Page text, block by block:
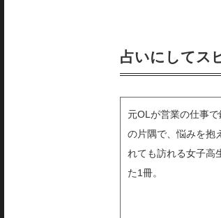
占いにしてス
元OLが営業の仕事
の片隅で、悩みを抱
れても訪れる女子高
た1冊。